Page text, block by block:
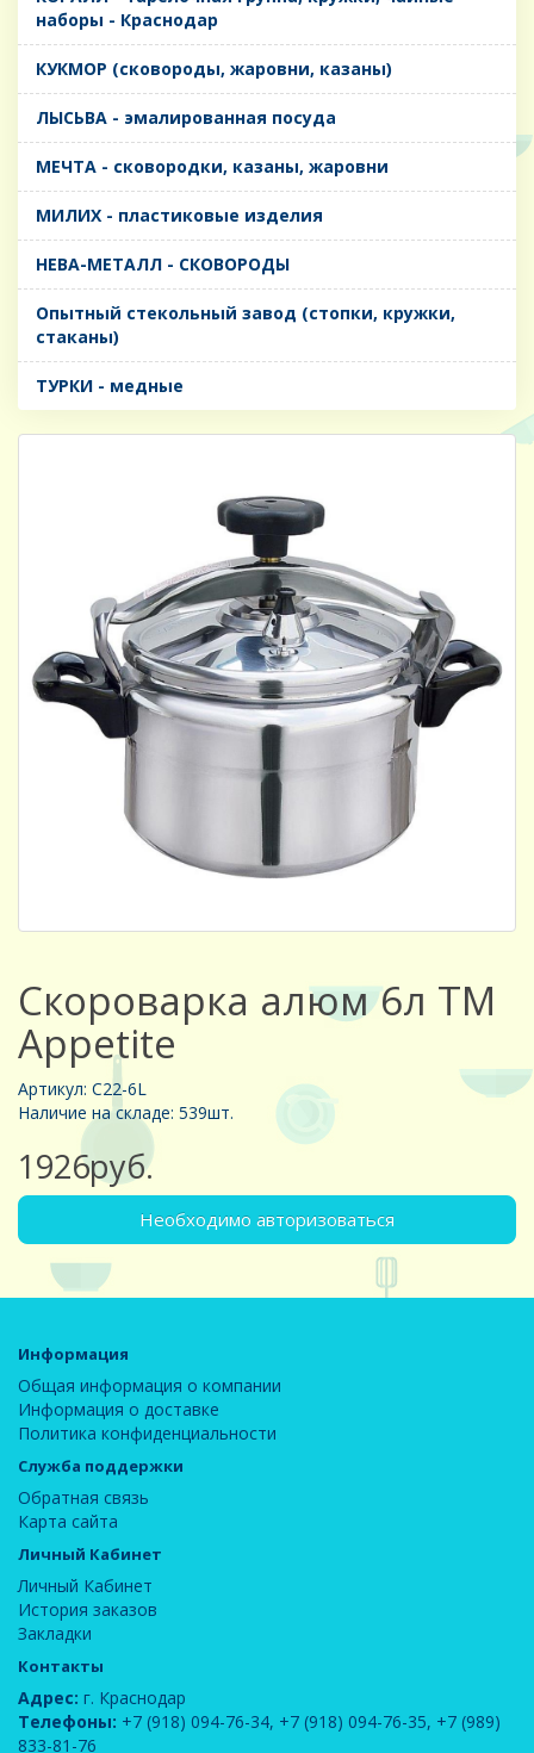
наборы - Краснодар
КУКМОР (сковороды, жаровни, казаны)
ЛЫСЬВА - эмалированная посуда
МЕЧТА - сковородки, казаны, жаровни
МИЛИХ - пластиковые изделия
НЕВА-МЕТАЛЛ - СКОВОРОДЫ
Опытный стекольный завод (стопки, кружки,
стаканы)
ТУРКИ - медные
Скороварка алюм 6л TM
Appetite
Артикул: C22-6L
Наличие на складе: 539шт.
1926руб.
Необходимо авторизоваться
Информация
Общая информация о компании
Информация о доставке
Политика конфиденциальности
Служба поддержки
Обратная связь
Карта сайта
Личный Кабинет
Личный Кабинет
История заказов
Закладки
Контакты
Адрес: г. Краснодар
Телефоны: +7 (918) 094-76-34, +7 (918) 094-76-35, +7 (989)
833-81-76